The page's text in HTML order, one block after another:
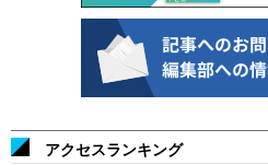
アクセスランキング